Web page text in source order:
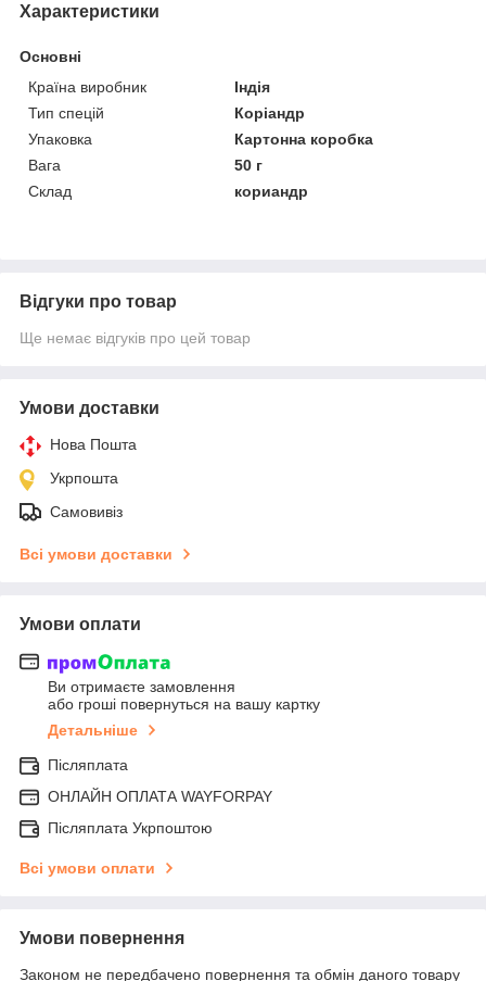
Характеристики
Основні
Країна виробник
Індія
Тип спецій
Коріандр
Упаковка
Картонна коробка
Вага
50 г
Склад
кориандр
Відгуки про товар
Ще немає відгуків про цей товар
Умови доставки
Нова Пошта
Укрпошта
Самовивіз
Всі умови доставки
Умови оплати
Ви отримаєте замовлення
або гроші повернуться на вашу картку
Детальніше
Післяплата
ОНЛАЙН ОПЛАТА WAYFORPAY
Післяплата Укрпоштою
Всі умови оплати
Умови повернення
Законом не передбачено повернення та обмін даного товару